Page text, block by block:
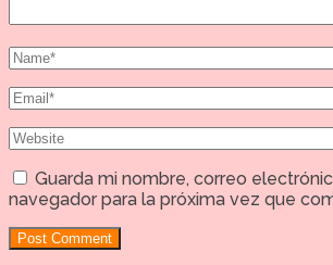
Guarda mi nombre, correo
navegador para la próxima vez que